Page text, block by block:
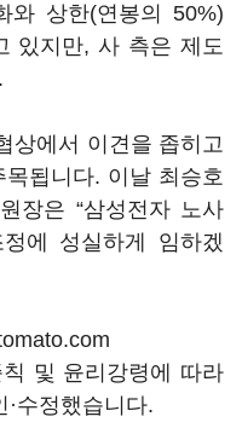
와 상한(연봉의 50%)
있지만, 사 측은 제도
상에서 이견을 좁히고
됩니다. 이날 최승호
장은 “삼성전자 노사
에 성실하게 임하겠
및 윤리강령에 따라
수정했습니다.